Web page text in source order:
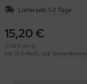
Lieferzeit: 1-2 Tage
15,20 €
0,08 € pro g
inkl. 19 % MwSt. zzgl. Versandkosten
(276)